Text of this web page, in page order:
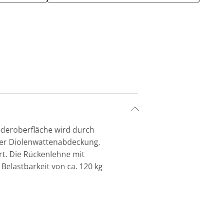
wird durch
Diolenwattenabdeckung,
Die Rückenlehne mit
von ca. 120 kg